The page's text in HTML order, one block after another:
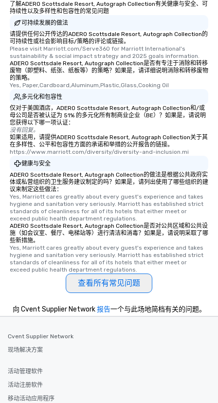
了解ADERO Scottsdale Resort, Autograph Collection有关健康与安全、可
持续性以及多样性和包容性的常见问题
可持续发展的做法
请提供任何公开传达的ADERO Scottsdale Resort, Autograph Collection的
可持续性或社会影响目标/策略的评论或链接。
Please visit Marriott.com/Serve360 for Marriott International's
sustainability & social impact strategy and 2025 goals information.
ADERO Scottsdale Resort, Autograph Collection是否有专注于消除和转移
废物（即塑料、纸张、纸板等）的策略？如果是，请详细说明消除和转移废物
的策略。
Yes, Paper,Cardboard,Aluminum,Plastic,Glass,Cooking Oil
多元化和包容性
仅对于美国酒店，ADERO Scottsdale Resort, Autograph Collection和/或
母公司是否被认证为 51% 的多元化所有制商业企业（BE）？如果是，请说明
您获得以下哪一项认证：
没有回复。
如果适用，请提供ADERO Scottsdale Resort, Autograph Collection关于其
在多样性、公平和包容性方面的承诺和举措的公开报告的链接。
https://www.marriott.com/diversity/diversity-and-inclusion.mi
健康与安全
ADERO Scottsdale Resort, Autograph Collection的做法是根据公共政府实
体或私营组织的卫生服务建议制定的吗？如果是，请列出使用了哪些组织的建
议来制定这些做法：
Yes, Marriott cares greatly about every guest's experience and takes
hygiene and sanitation very seriously. Marriott has established strict
standards of cleanliness for all of its hotels that either meet or
exceed public health department regulations.
ADERO Scottsdale Resort, Autograph Collection是否对公共区域和公共设
施（如会议室、餐厅、电梯站等）进行清洁和消毒？如果是，请说明采取了哪
些新措施。
Yes, Marriott cares greatly about every guest's experience and takes
hygiene and sanitation very seriously. Marriott has established strict
standards of cleanliness for all of its hotels that either meet or
exceed public health department regulations.
查看所有常见问题
向 Cvent Supplier Network报告一个与此场地简档有关的问题。
Cvent Supplier Network
现场解决方案
活动管理软件
活动注册软件
移动活动应用程序